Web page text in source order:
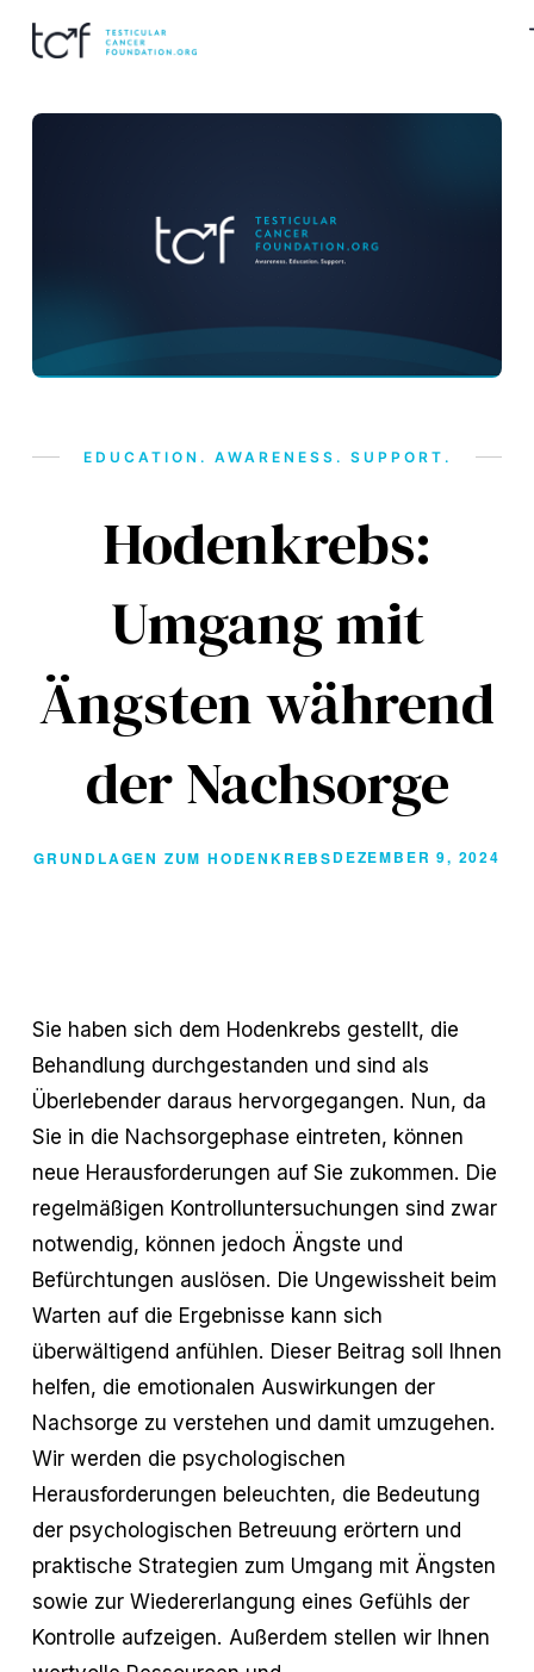
EDUCATION. AWARENESS. SUPPORT.
Hodenkrebs:
Umgang mit
Ängsten während
der Nachsorge
GRUNDLAGEN ZUM HODENKREBSDEZEMBER 9, 2024
Sie haben sich dem Hodenkrebs gestellt, die
Behandlung durchgestanden und sind als
Überlebender daraus hervorgegangen. Nun, da
Sie in die Nachsorgephase eintreten, können
neue Herausforderungen auf Sie zukommen. Die
regelmäßigen Kontrolluntersuchungen sind zwar
notwendig, können jedoch Ängste und
Befürchtungen auslösen. Die Ungewissheit beim
Warten auf die Ergebnisse kann sich
überwältigend anfühlen. Dieser Beitrag soll Ihnen
helfen, die emotionalen Auswirkungen der
Nachsorge zu verstehen und damit umzugehen.
Wir werden die psychologischen
Herausforderungen beleuchten, die Bedeutung
der psychologischen Betreuung erörtern und
praktische Strategien zum Umgang mit Ängsten
sowie zur Wiedererlangung eines Gefühls der
Kontrolle aufzeigen. Außerdem stellen wir Ihnen